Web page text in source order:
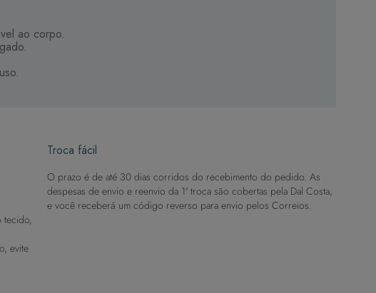
ao corpo.
tecido,
evite
Troca fácil
O prazo é de até 30 dias corridos do recebimento do pedido. As
despesas de envio e reenvio da 1ª troca são cobertas pela Dal Costa,
e você receberá um código reverso para envio pelos Correios.